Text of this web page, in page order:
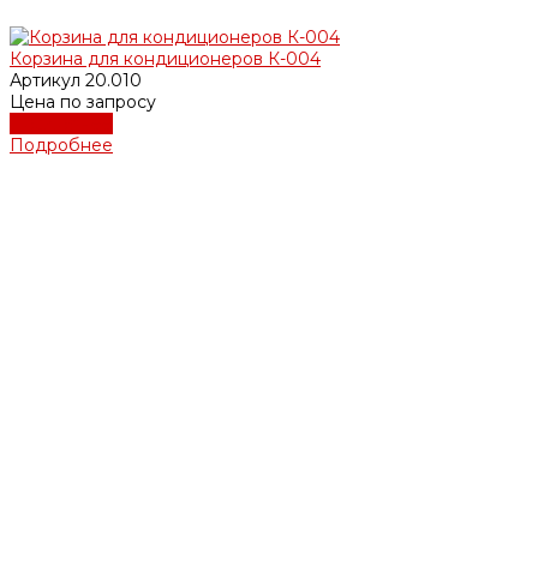
Корзина для кондиционеров К-004
Артикул 20.010
Цена по запросу
Подробнее